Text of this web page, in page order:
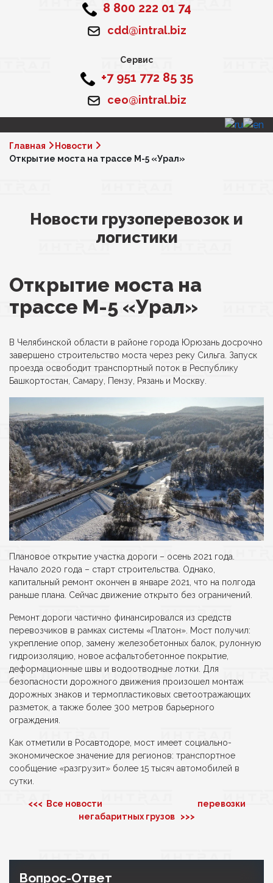
8 800 222 01 74
cdd@intral.biz
Сервис
+7 951 772 85 35
ceo@intral.biz
Главная
Новости
Открытие моста на трассе М-5 «Урал»
Новости грузоперевозок и
логистики
Открытие моста на
трассе М-5 «Урал»
В Челябинской области в районе города Юрюзань досрочно
завершено строительство моста через реку Сильга. Запуск
проезда освободит транспортный поток в Республику
Башкортостан, Самару, Пензу, Рязань и Москву.
Плановое открытие участка дороги – осень 2021 года.
Начало 2020 года – старт строительства. Однако,
капитальный ремонт окончен в январе 2021, что на полгода
раньше плана. Сейчас движение открыто без ограничений.
Ремонт дороги частично финансировался из средств
перевозчиков в рамках системы «Платон». Мост получил:
укрепление опор, замену железобетонных балок, рулонную
гидроизоляцию, новое асфальтобетонное покрытие,
деформационные швы и водоотводные лотки. Для
безопасности дорожного движения произошел монтаж
дорожных знаков и термопластиковых светоотражающих
разметок, а также более 300 метров барьерного
ограждения.
Как отметили в Росавтодоре, мост имеет социально-
экономическое значение для регионов: транспортное
сообщение «разгрузит» более 15 тысяч автомобилей в
сутки.
<<< Все новости
перевозки
негабаритных грузов >>>
Вопрос-Ответ